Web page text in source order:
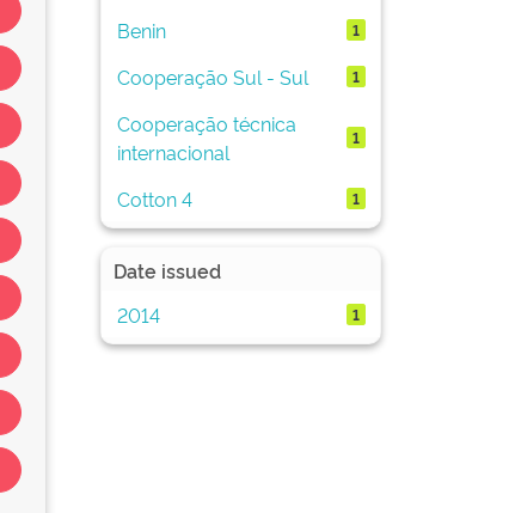
Benin 1
Cooperação Sul - Sul 1
Cooperação técnica
internacional
1
Cotton 4 1
Date issued
2014
1